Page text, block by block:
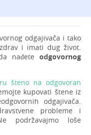
odgajivača i tako
i imati dug život.
nađete odgovornog
šteno na odgovoran
kupovati štene iz
odgajivača.
probleme i
podržavajmo loše